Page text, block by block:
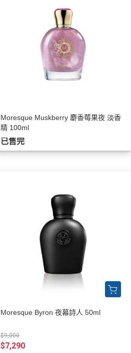
Moresque Parfum 莫拉斯科
New Notes
Nobile 1942
NOVAE+法國楉薇
PREMIERE NOTE 波霓諾
REPLAY
Ted Lapidus
Moresque Muskberry 麝香莓果夜 淡香
精 100ml
已售完
Moresque Byron 夜幕詩人 50ml
$9,000
$7,290